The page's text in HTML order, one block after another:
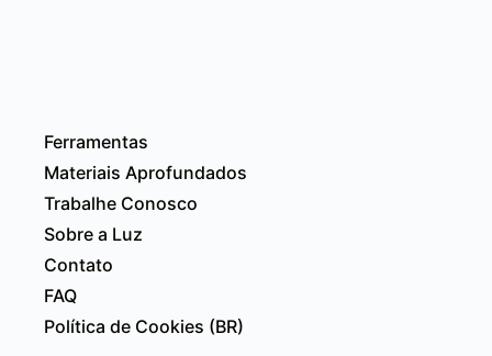
Ferramentas
Materiais Aprofundados
Trabalhe Conosco
Sobre a Luz
Contato
FAQ
Política de Cookies (BR)